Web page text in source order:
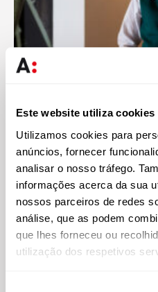
Este website utiliza cookies
Utilizamos cookies para
anúncios, fornecer
analisar o nosso tráfego.
informações acerca da sua
nossos parceiros de redes
análise, que as podem
que lhes forneceu ou
utilização dos respetivos
30 JUL 2026
Cláudia Ribeiro da Silva
como fator de